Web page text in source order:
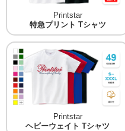
Printstar
特急プリント Tシャツ
Printstar
ヘビーウェイト Tシャツ